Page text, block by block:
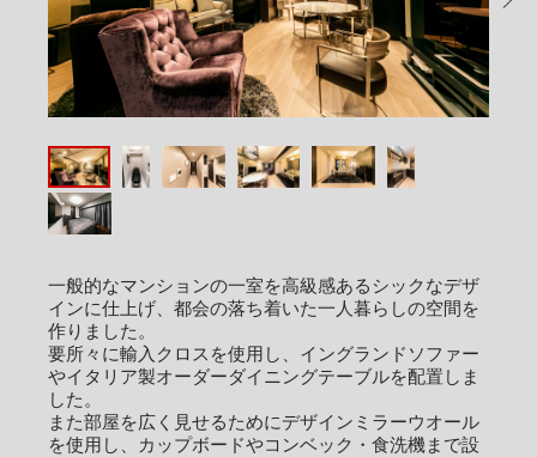
PREV
一般的なマンションの一室を高級感あるシックなデザ
インに仕上げ、都会の落ち着いた一人暮らしの空間を
作りました。
要所々に輸入クロスを使用し、イングランドソファー
やイタリア製オーダーダイニングテーブルを配置しま
した。
また部屋を広く見せるためにデザインミラーウオール
を使用し、カップボードやコンベック・食洗機まで設